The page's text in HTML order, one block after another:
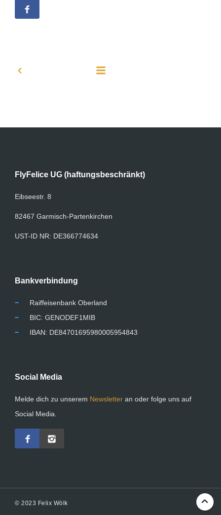
FlyFelice UG (haftungsbeschränkt)
Eibseestr. 8
82467 Garmisch-Partenkirchen
UST-ID NR: DE366774634
Bankverbindung
Raiffeisenbank Oberland
BIC: GENODEF1MIB
IBAN: DE84701695980005954843
Social Media
Melde dich zu unserem Newsletter an oder folge uns auf
Social Media.
© 2023 Felix Wölk